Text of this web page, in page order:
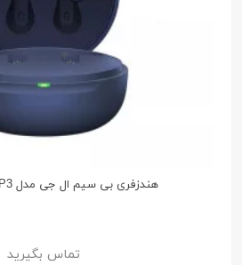
هندزفری بی سیم ال جی مدل TONE Free FP3
تماس بگیرید